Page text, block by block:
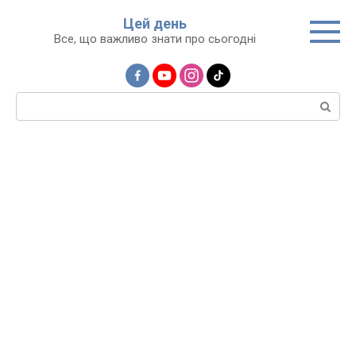
Цей день
Все, що важливо знати про сьогодні
Пошук: